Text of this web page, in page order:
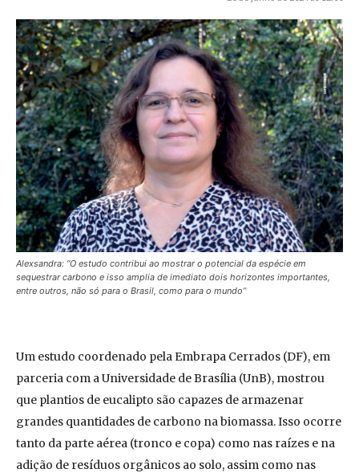
Alexsandra: “O estudo contribui ao mostrar o potencial da espécie em
sequestrar carbono e isso amplia de imediato dois horizontes importantes,
entre outros, não só para o Brasil, como para o mundo”
Um estudo coordenado pela Embrapa Cerrados (DF), em
parceria com a Universidade de Brasília (UnB), mostrou
que plantios de eucalipto são capazes de armazenar
grandes quantidades de carbono na biomassa. Isso ocorre
tanto da parte aérea (tronco e copa) como nas raízes e na
adição de resíduos orgânicos ao solo, assim como nas